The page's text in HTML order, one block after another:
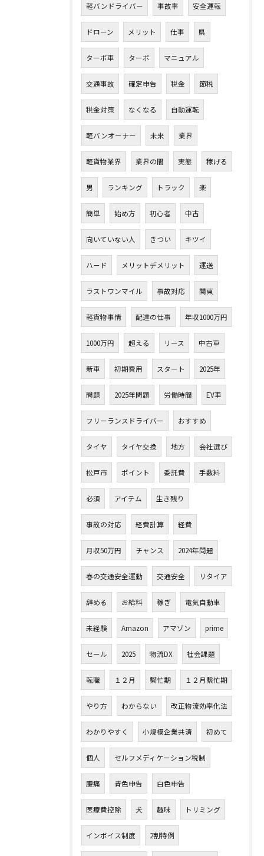
軽バンドライバー 事故率 安全運転
ドローン メリット 仕事 県
ターボ車 ターボ マニュアル
交通事故 確定申告 税金 節税
税金対策 なくなる 自動運転
軽バンオーナー 未来 業界
軽貨物業界 業界の闇 実態 稼げる
男 ランキング トラック 楽
簡単 始め方 初心者 中古
向いていない人 きつい キツイ
ハード メリットデメリット 運送
ラストワンマイル 事故対応 関東
軽貨物事情 配達の仕事 年収1000万円
1000万円 超える リース 中古車
新車 初期費用 スタート 2025年
問題 2025年問題 労働時間 EV車
フリーランスドライバー おすすめ
タイヤ タイヤ交換 地方 会社選び
松戸市 ポイント 委託費 手数料
必須 アイテム 生き残り
事故の対応 経費計算 経費
月収50万円 チャンス 2024年問題
春の交通安全運動 交通安全 リタイア
辞める お給料 稼ぎ 電気自動車
未経験 Amazon アマゾン prime
セール 2025 物流DX 社会課題
転職 １２月 繫忙期 １２月繫忙期
やり方 わからない 改正物流効率化法
わかりやすく 小規模企業共済 初めて
個人 セルフメディケーション税制
腰痛 青色申告 白色申告
医療費控除 犬 趣味 トリミング
インボイス制度 2割特例